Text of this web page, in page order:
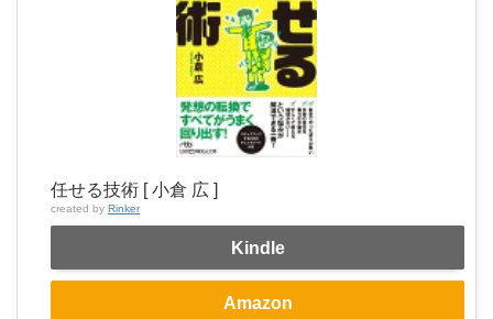
任せる技術 [ 小倉 広 ]
created by Rinker
Kindle
Amazon